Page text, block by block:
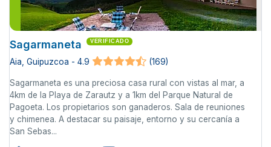
Sagarmaneta VERIFICADO
Aia, Guipuzcoa - 4.9 (169)
Sagarmaneta es una preciosa casa rural con vistas al mar, a
4km de la Playa de Zarautz y a 1km del Parque Natural de
Pagoeta. Los propietarios son ganaderos. Sala de reuniones
y chimenea. A destacar su paisaje, entorno y su cercanía a
San Sebas...